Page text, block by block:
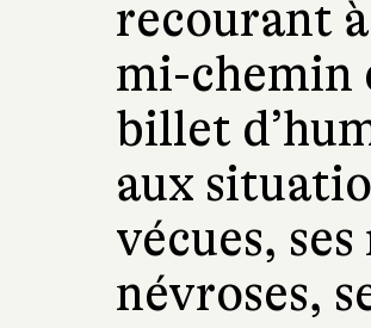
recourant
mi-chemin
billet
aux
vécues,
névroses,